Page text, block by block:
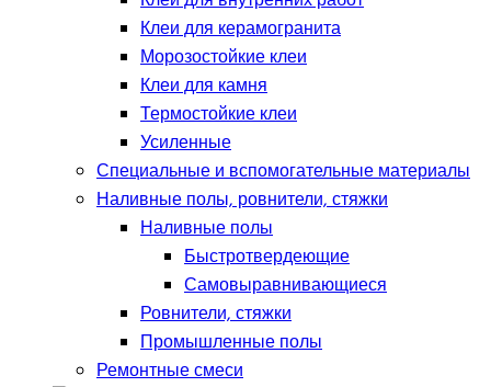
Клеи для керамогранита
Морозостойкие клеи
Клеи для камня
Термостойкие клеи
Усиленные
Специальные и вспомогательные материалы
Наливные полы, ровнители, стяжки
Наливные полы
Быстротвердеющие
Самовыравнивающиеся
Ровнители, стяжки
Промышленные полы
Ремонтные смеси